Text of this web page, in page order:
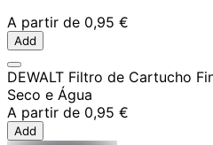
A partir de 0,95 €
Add
DEWALT Filtro de Cartucho
Seco e Água
A partir de 0,95 €
Add